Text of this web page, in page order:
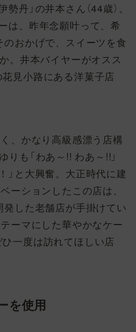
丹」の井本さん（44歳）。
は、昨年念願叶って、希
のおかげで、スイーツを食
。井本バイヤーがオスス
見小路にある洋菓子店
、かなり高級感漂う店構
も「わあ～!! わあ～!!」
」と大興奮。大正時代に建
ーションしたこの店は、
発した老舗店が手掛けてい
ーマにした華やかなケー
一度は訪れてほしい店
を使用